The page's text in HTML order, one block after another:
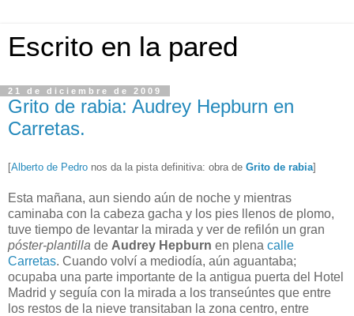
Escrito en la pared
21 de diciembre de 2009
Grito de rabia: Audrey Hepburn en
Carretas.
[Alberto de Pedro nos da la pista definitiva: obra de Grito de rabia]
Esta mañana, aun siendo aún de noche y mientras
caminaba con la cabeza gacha y los pies llenos de plomo,
tuve tiempo de levantar la mirada y ver de refilón un gran
póster-plantilla de Audrey Hepburn en plena calle
Carretas. Cuando volví a mediodía, aún aguantaba;
ocupaba una parte importante de la antigua puerta del Hotel
Madrid y seguía con la mirada a los transeúntes que entre
los restos de la nieve transitaban la zona centro, entre